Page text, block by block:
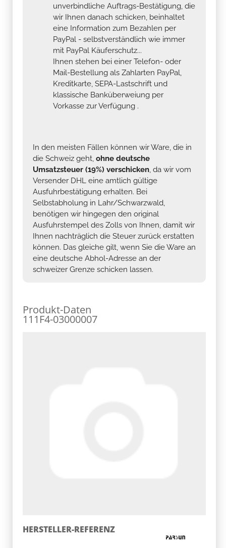
unverbindliche Auftrags-Bestätigung, die
wir Ihnen danach schicken, beinhaltet
eine Information zum Bezahlen per
PayPal - selbstverständlich wie immer
mit PayPal Käuferschutz...
Ihnen stehen bei einer Telefon- oder
Mail-Bestellung als Zahlarten PayPal,
Kreditkarte, SEPA-Lastschrift und
klassische Banküberweiung per
Vorkasse zur Verfügung .
In den meisten Fällen können wir Ware, die in
die Schweiz geht, ohne deutsche
Umsatzsteuer (19%) verschicken, da wir vom
Versender DHL eine amtlich gültige
Ausfuhrbestätigung erhalten. Bei
Selbstabholung in Lahr/Schwarzwald,
benötigen wir hingegen den original
Ausfuhrstempel des Zolls von Ihnen, damit wir
Ihnen nachträglich die Steuer zurück erstatten
können. Das gleiche gilt, wenn Sie die Ware an
eine deutsche Abhol-Adresse an der
schweizer Grenze schicken lassen.
Produkt-Daten
111F4-03000007
HERSTELLER-REFERENZ